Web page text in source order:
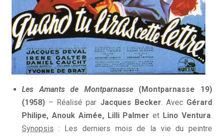
Les Amants de Montparnasse(Montparnasse 19)
(1958) – Réalisé par Jacques Becker. Avec Gérard
Philipe, Anouk Aimée, Lilli Palmeret Lino Ventura.
Synopsis : Les derniers mois de la vie du peintre